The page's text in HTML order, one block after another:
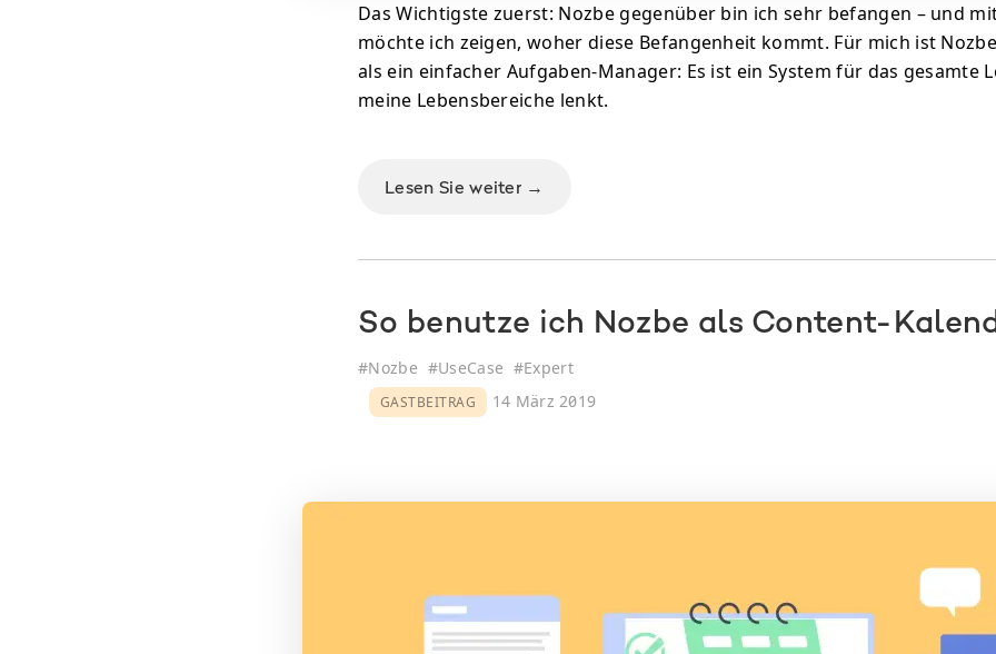
Das Wichtigste zuerst: Nozbe gegenüber bin ich sehr befangen – und
möchte ich zeigen, woher diese Befangenheit kommt. Für mich ist
als ein einfacher Aufgaben-Manager: Es ist ein System für das gesamte
meine Lebensbereiche lenkt.
Lesen Sie weiter →
So benutze ich Nozbe als Content-
#Nozbe #UseCase #Expert
GASTBEITRAG 14 März 2019